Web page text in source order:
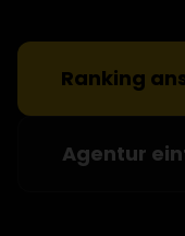
Ranking
Agentur